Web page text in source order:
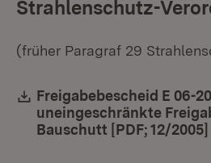
Strahlenschutz-
(früher Paragraf 29
Download:
Freigabebescheid E 06-
uneingeschränkte
Bauschutt [PDF; 12/2005]